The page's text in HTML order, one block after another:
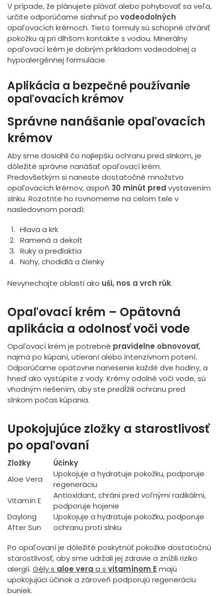
V prípade, že plánujete plávať alebo pohybovať sa veľa,
určite odporúčame siahnuť po vodeodolných
opaľovacích krémoch. Tieto formuly sú schopné chrániť
pokožku aj pri dlhšom kontakte s vodou. Minerálny
opaľovací krém je dobrým príkladom vodeodolnej a
hypoalergénnej formulácie.
Aplikácia a bezpečné používanie
opaľovacích krémov
Správne nanášanie opaľovacích
krémov
Aby sme dosiahli čo najlepšiu ochranu pred slnkom, je
dôležité správne nanášať opaľovací krém.
Predovšetkým si naneste dostatočné množstvo
opaľovacích krémov, aspoň 30 minút pred vystavením
slnku. Rozotrite ho rovnomerne na celom tele v
nasledovnom poradí:
Hlava a krk
Ramená a dekolt
Ruky a predlaktia
Nohy, chodidlá a členky
Nevynechajte oblasti ako uši, nos a vrch rúk.
Opaľovací krém – Opätovná
aplikácia a odolnosť voči vode
Opaľovací krém je potrebné pravidelne obnovovať,
najmä po kúpaní, utieraní alebo intenzívnom potení.
Odporúčame opätovne nanesenie každé dve hodiny, a
hneď ako vystúpite z vody. Krémy odolné voči vode, sú
vhodným riešením, aby ste predĺžili ochranu pred
slnkom počas kúpania.
Upokojujúce zložky a starostlivosť
po opaľovaní
Zložky
Účinky
Aloe Vera
Upokojuje a hydratuje pokožku, podporuje
regeneráciu
Vitamín E
Antioxidant, chráni pred voľnými radikálmi,
podporuje hojenie
Daylong
After Sun
Upokojuje a hydratuje pokožku, podporuje
ochranu proti slnku
Po opaľovaní je dôležité poskytnúť pokožke dostatočnú
starostlivosť, aby sme udržali jej zdravie a znížili riziko
alergií. Gély s aloe vera a s vitamínom E majú
upokojujúci účinok a zároveň podporujú regeneráciu
buniek.